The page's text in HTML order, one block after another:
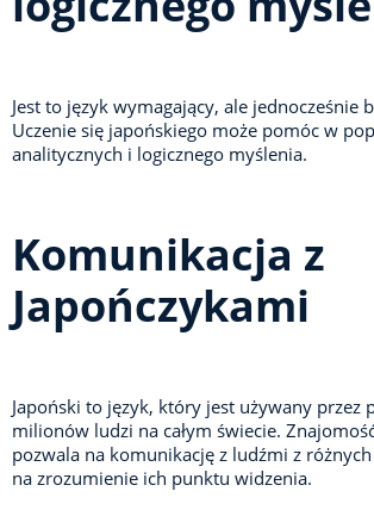
Jest to język wymagający, ale jednocześnie
Uczenie się japońskiego może pomóc w
analitycznych i logicznego myślenia.
Komunikacja z
Japończykami
Japoński to język, który jest używany przez
milionów ludzi na całym świecie.
pozwala na komunikację z ludźmi z
na zrozumienie ich punktu widzenia.